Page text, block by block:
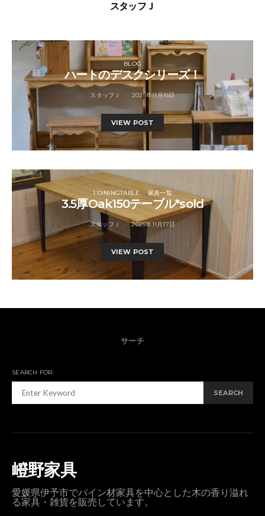
スタッフＪ
BLOG
ハートのデスクシリーズ！
スタッフＪ 2025年11月15日
VIEW POST
1.DININGTABLE 家具一覧
3.5厚Oak150テーブル*sold
スタッフＪ 2025年11月17日
VIEW POST
サーチ
SEARCH FOR:
SEARCH
嶝野家具
愛媛県伊予市でパイン材家具を中心とした木の香り溢れ
る家具・雑貨を販売しています。